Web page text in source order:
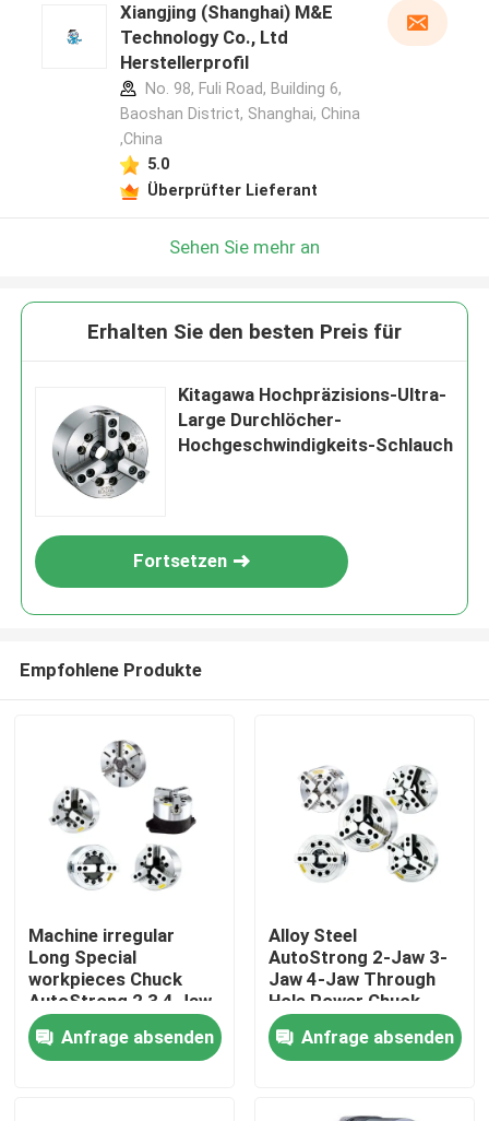
Zu Hause
Xiangjing (Shanghai) M&E
Technology Co., Ltd
Herstellerprofil
No. 98, Fuli Road, Building 6,
Baoshan District, Shanghai, China
,China
5.0
Überprüfter Lieferant
Sehen Sie mehr an
Erhalten Sie den besten Preis für
Kitagawa Hochpräzisions-Ultra-
Large Durchlöcher-
Hochgeschwindigkeits-Schlauch
Fortsetzen
Empfohlene Produkte
Machine irregular
Long Special
workpieces Chuck
AutoStrong 2 3 4 Jaw
Wedge Type Non
Through-hole Power
Chuck
Anfrage absenden
Alloy Steel
AutoStrong 2-Jaw 3-
Jaw 4-Jaw Through
Hole Power Chuck
CNC Lathe Hydraulic
Pneumatic Chuck
Anfrage absenden